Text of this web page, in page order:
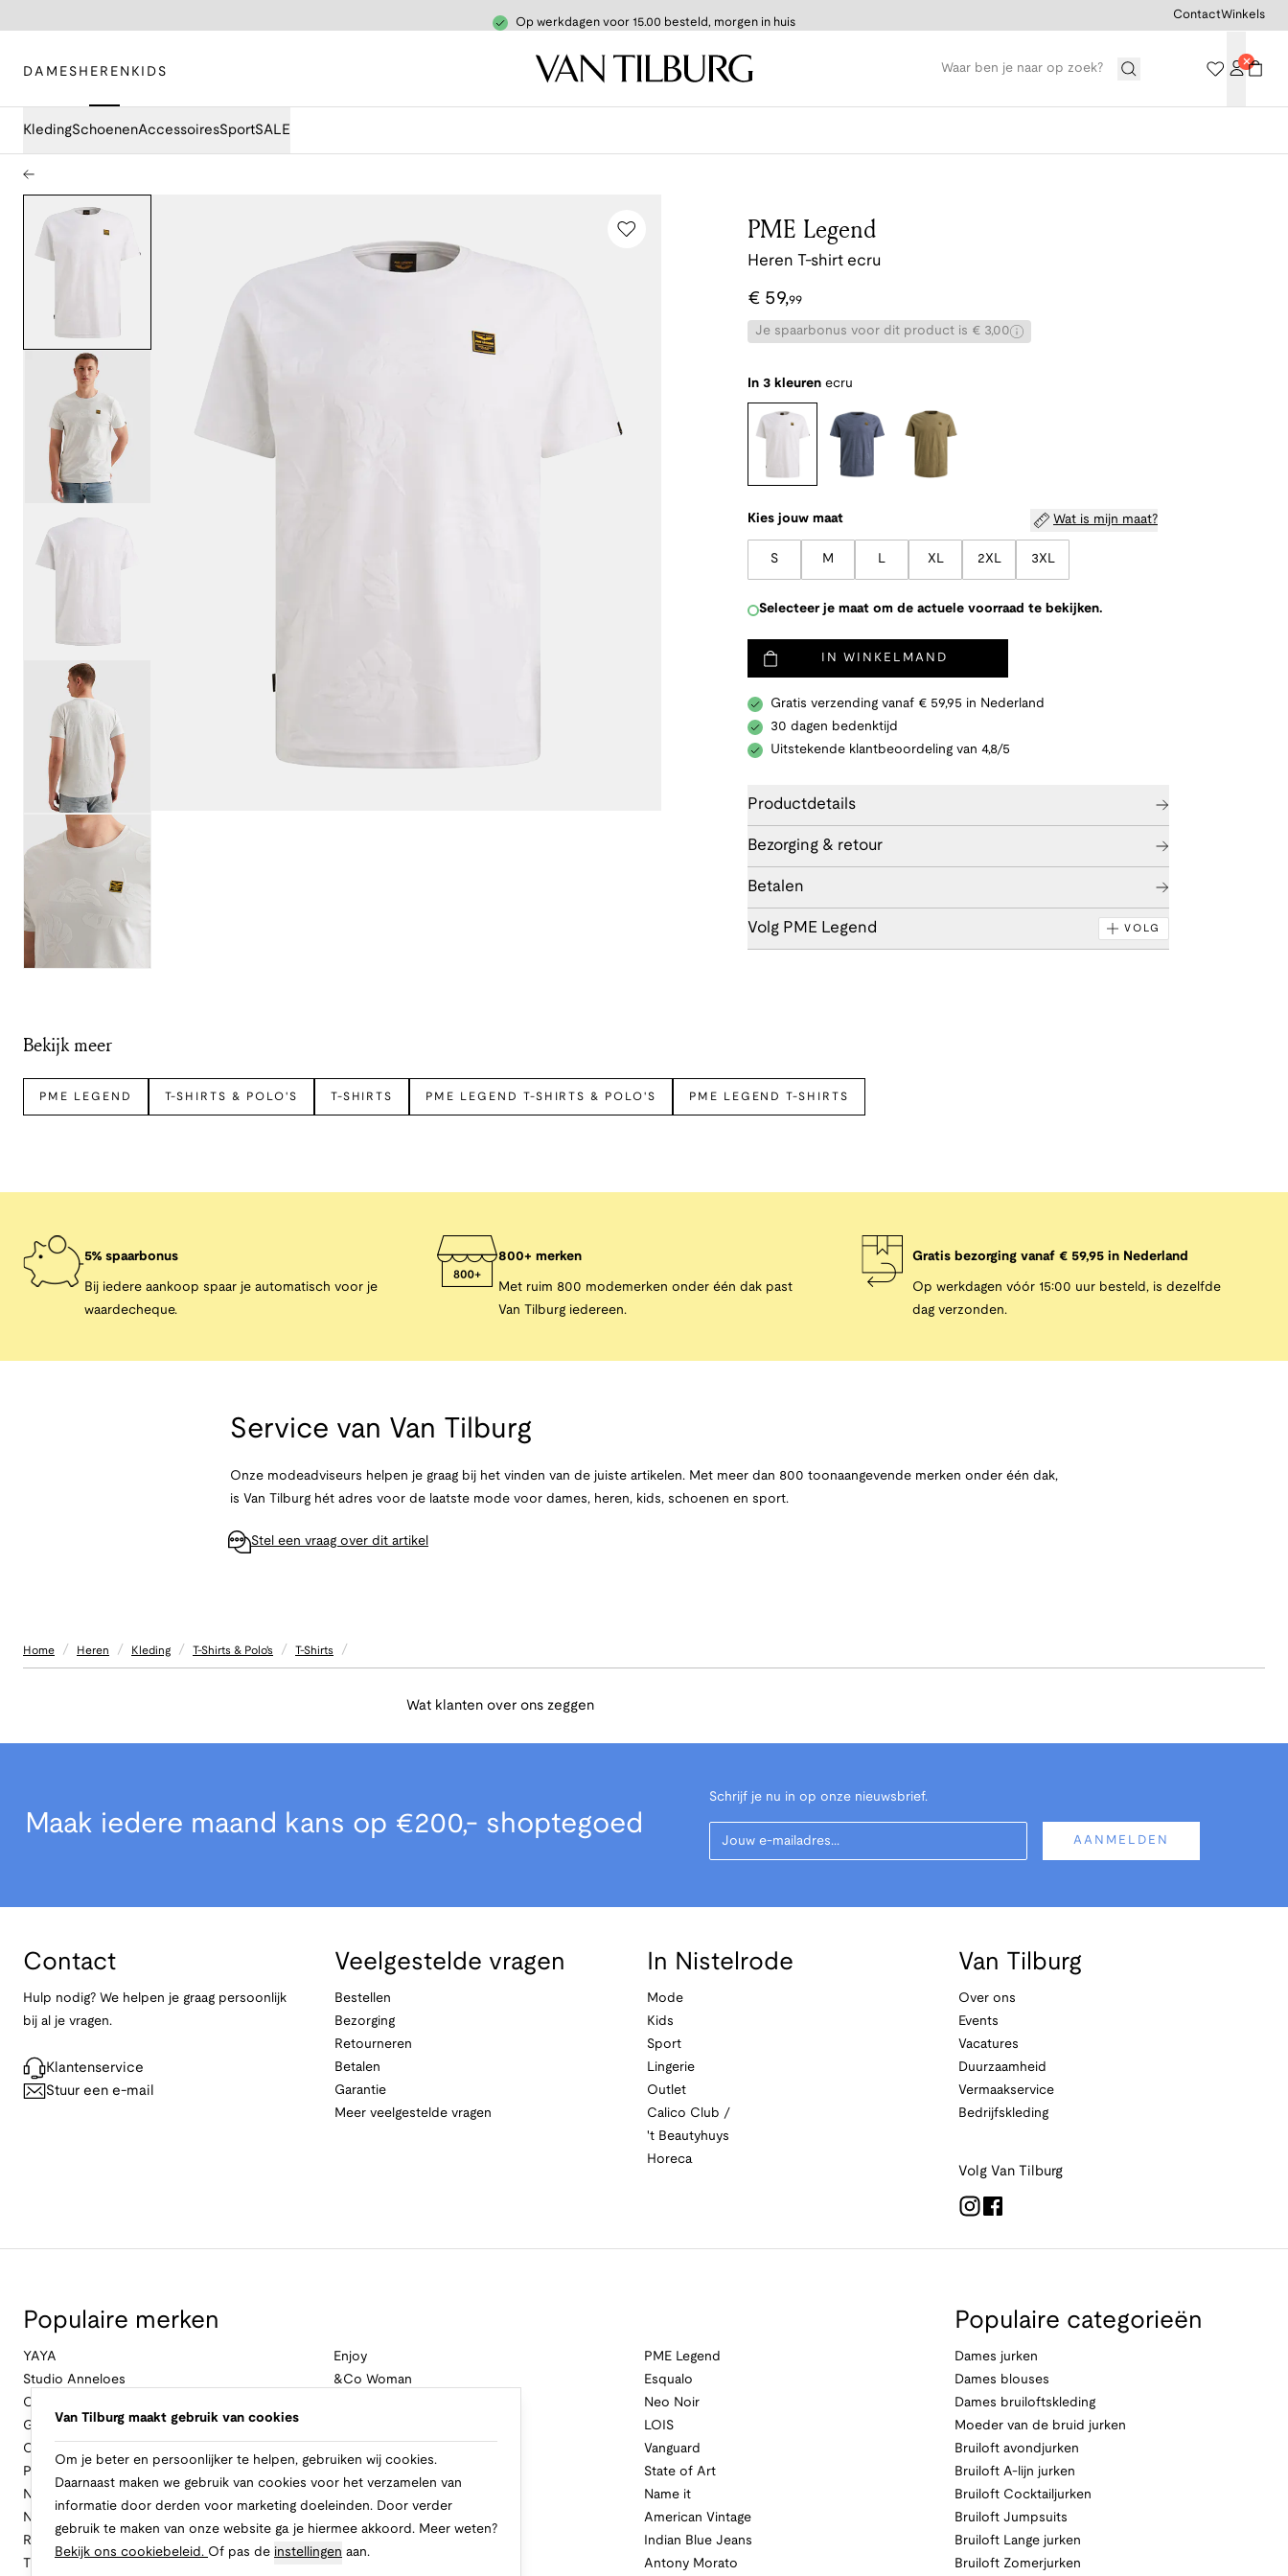
Op werkdagen voor 15.00 besteld, morgen in huis
DAMES HEREN KIDS
KledingSchoenenAccessoiresSportSALE
ContactWinkels
PME Legend
Heren T-shirt ecru
€ 59,99
Je spaarbonus voor dit product is € 3,00
In 3 kleuren ecru
Kies jouw maat Wat is mijn maat?
S M L XL 2XL 3XL
Selecteer je maat om de actuele voorraad te bekijken.
IN WINKELMAND
Gratis verzending vanaf € 59,95 in Nederland
30 dagen bedenktijd
Uitstekende klantbeoordeling van 4,8/5
Productdetails
Bezorging & retour
Betalen
Volg PME Legend VOLG
Bekijk meer
PME LEGEND T-SHIRTS & POLO'S T-SHIRTS PME LEGEND T-SHIRTS & POLO'S PME LEGEND T-SHIRTS
5% spaarbonus
Bij iedere aankoop spaar je automatisch voor je
waardecheque.
800+ merken
Met ruim 800 modemerken onder één dak past
Van Tilburg iedereen.
Gratis bezorging vanaf € 59,95 in Nederland
Op werkdagen vóór 15:00 uur besteld, is dezelfde
dag verzonden.
Service van Van Tilburg
Onze modeadviseurs helpen je graag bij het vinden van de juiste artikelen. Met meer dan 800 toonaangevende merken onder één dak,
is Van Tilburg hét adres voor de laatste mode voor dames, heren, kids, schoenen en sport.
Stel een vraag over dit artikel
Home / Heren / Kleding / T-Shirts & Polo's / T-Shirts /
Wat klanten over ons zeggen
Maak iedere maand kans op €200,- shoptegoed
Schrijf je nu in op onze nieuwsbrief.
Your Email
AANMELDEN
Contact
Hulp nodig? We helpen je graag persoonlijk
bij al je vragen.
Klantenservice
Stuur een e-mail
Veelgestelde vragen
Bestellen
Bezorging
Retourneren
Betalen
Garantie
Meer veelgestelde vragen
In Nistelrode
Mode
Kids
Sport
Lingerie
Outlet
Calico Club /
't Beautyhuys
Horeca
Van Tilburg
Over ons
Events
Vacatures
Duurzaamheid
Vermaakservice
Bedrijfskleding
Volg Van Tilburg
Populaire merken
YAYA
Studio Anneloes
Cambio
Geisha
Cast Iron
Profuomo
No Excess
New Balance
Rinascimento
Enjoy
&Co Woman
PME Legend
Esqualo
Neo Noir
LOIS
Vanguard
State of Art
Name it
American Vintage
Indian Blue Jeans
Antony Morato
Populaire categorieën
Dames jurken
Dames blouses
Dames bruiloftskleding
Moeder van de bruid jurken
Bruiloft avondjurken
Bruiloft A-lijn jurken
Bruiloft Cocktailjurken
Bruiloft Jumpsuits
Bruiloft Lange jurken
Bruiloft Zomerjurken
Van Tilburg maakt gebruik van cookies
Om je beter en persoonlijker te helpen, gebruiken wij cookies.
Daarnaast maken we gebruik van cookies voor het verzamelen van
informatie door derden voor marketing doeleinden. Door verder
gebruik te maken van onze website ga je hiermee akkoord. Meer weten?
Bekijk ons cookiebeleid. Of pas de instellingen aan.